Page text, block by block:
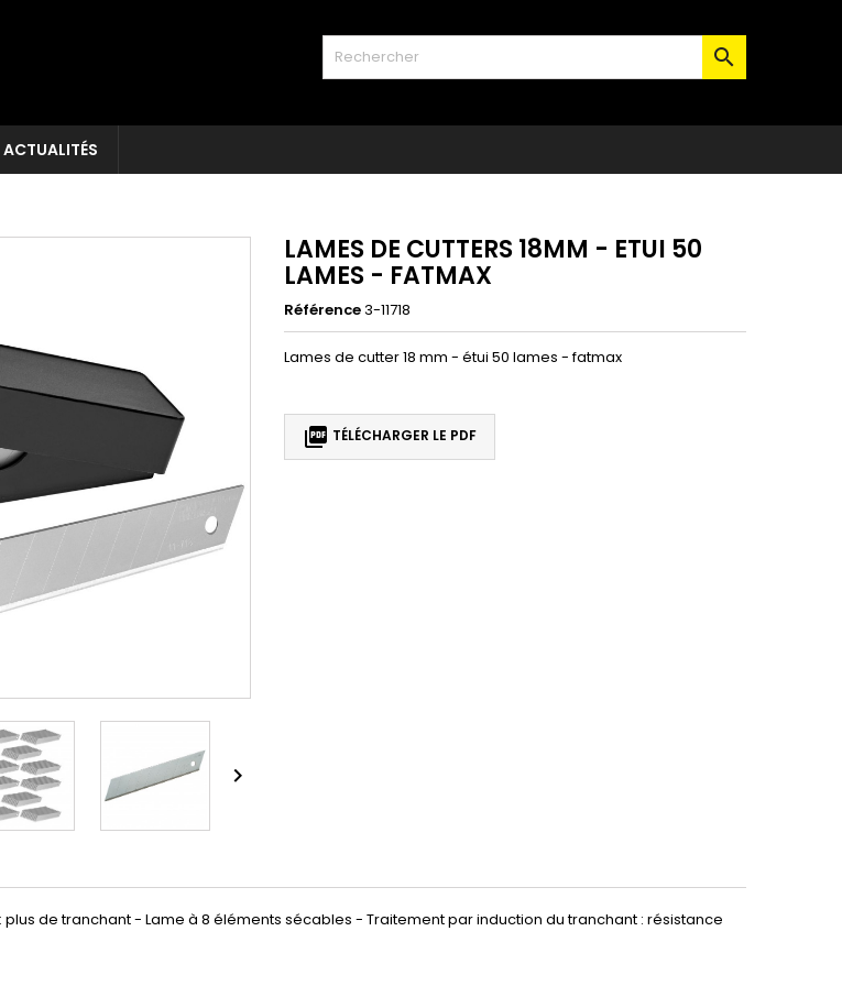

ACTUALITÉS

LAMES DE CUTTERS 18MM - ETUI 50
LAMES - FATMAX
Référence3-11718
Lames de cutter 18 mm - étui 50 lames - fatmax
 TÉLÉCHARGER LE PDF
de tranchant - Lame à 8 éléments sécables - Traitement par induction du tranchant : résistance